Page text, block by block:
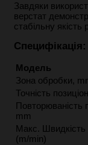
Завдяки
верстат
стабільну якість
Специфікація:
Модель
Зона обробки,
Точність
Повторюваність
mm
Макс. Швидкість
(m/min)